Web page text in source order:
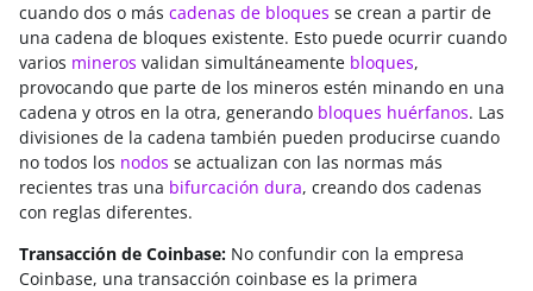
cuando dos o más cadenas de bloques se crean a partir de
una cadena de bloques existente. Esto puede ocurrir cuando
varios mineros validan simultáneamente bloques,
provocando que parte de los mineros estén minando en una
cadena y otros en la otra, generando bloques huérfanos. Las
divisiones de la cadena también pueden producirse cuando
no todos los nodos se actualizan con las normas más
recientes tras una bifurcación dura, creando dos cadenas
con reglas diferentes.
Transacción de Coinbase: No confundir con la empresa
Coinbase, una transacción coinbase es la primera